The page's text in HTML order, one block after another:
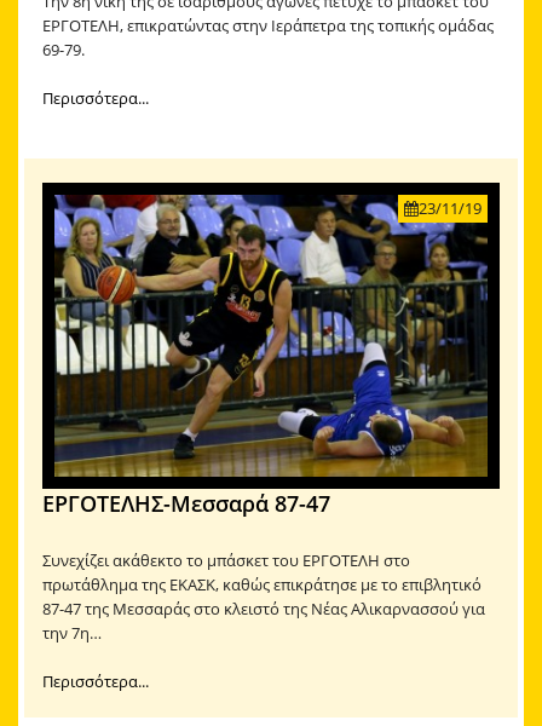
ΕΡΓΟΤΕΛΗ, επικρατώντας στην Ιεράπετρα της τοπικής ομάδας
69-79.
Περισσότερα...
23/11/19
ΕΡΓΟΤΕΛΗΣ-Μεσσαρά 87-47
Συνεχίζει ακάθεκτο το μπάσκετ του ΕΡΓΟΤΕΛΗ στο
πρωτάθλημα της ΕΚΑΣΚ, καθώς επικράτησε με το επιβλητικό
87-47 της Μεσσαράς στο κλειστό της Νέας Αλικαρνασσού για
την 7η…
Περισσότερα...